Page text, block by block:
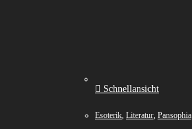
Schnellansicht
Esoterik, Literatur, Pansophia